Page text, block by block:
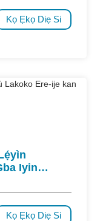
Kọ Ẹkọ Diẹ Si
Iyin
Kọ Ẹkọ Diẹ Si